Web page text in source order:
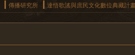
傳播研究所 達悟歌謠與庶民文化數位典藏計